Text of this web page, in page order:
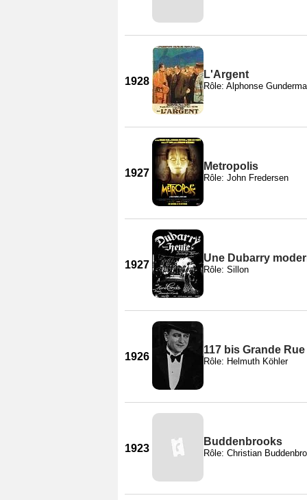
1928
L'Argent
Rôle: Alphonse
1927
Metropolis
Rôle: John Fredersen
1927
Une Dubarry
Rôle: Sillon
1926
117 bis Grande Rue
Rôle: Helmuth Köhler
1923
Buddenbrooks
Rôle: Christian